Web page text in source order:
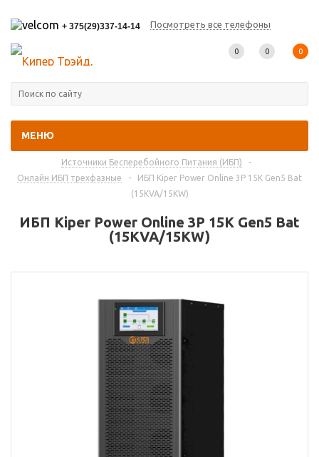
+ 375(29)337-14-14 Посмотреть все телефоны
МЕНЮ
0 0 0
Источники Бесперебойного Питания (ИБП)
-
Онлайн ИБП трехфазные
-
ИБП Kiper Power Online 3P 15K Gen5 Bat
(15KVA/15KW)
ИБП Kiper Power Online 3P 15K Gen5 Bat
(15KVA/15KW)